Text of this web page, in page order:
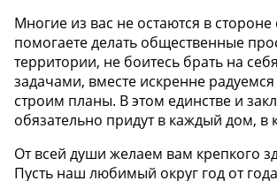
Многие из вас не остаются в
помогаете делать общественные
территории, не боитесь брать на
задачами, вместе искренне
строим планы. В этом единстве и
обязательно придут в каждый дом,
От всей души желаем вам крепкого
Пусть наш любимый округ год от